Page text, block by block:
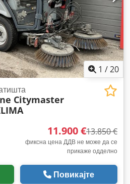
1 /20
Citymaster
11.900 €13.850 €
фиксна цена ДДВ не може да се
прикаже одделно
Повикајте